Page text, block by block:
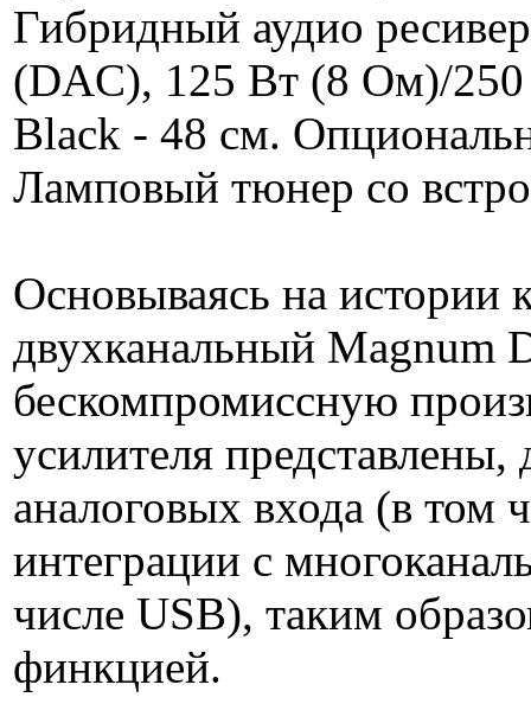
Гибридный аудио
(DAC), 125 Вт (8 Ом)/250
Black - 48 см.
Ламповый тюнер со
Основываясь на истории
двухканальный Magnum
бескомпромиссную
усилителя
аналоговых входа (в том
интеграции с
числе USB), таким
финкцией.